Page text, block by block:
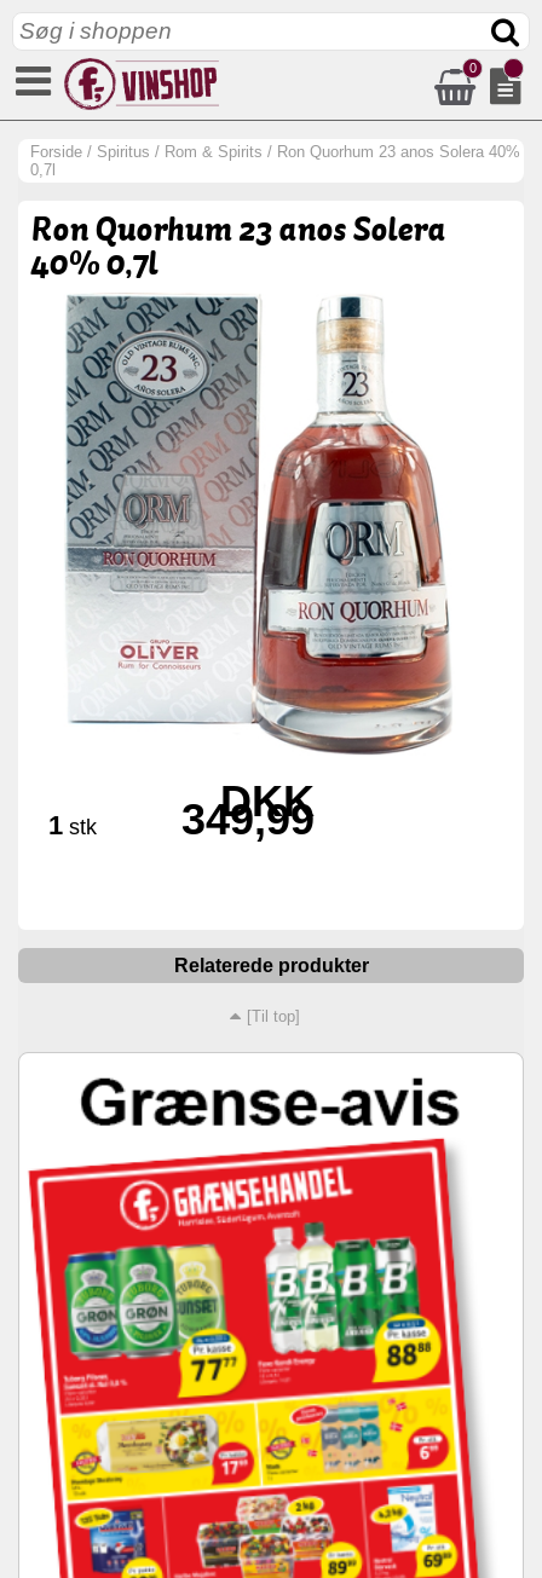
0
Forside / Spiritus / Rom & Spirits / Ron Quorhum 23 anos Solera 40%
0,7l
Ron Quorhum 23 anos Solera
40% 0,7l
1 stk
DKK
349,99
Relaterede produkter
[Til top]